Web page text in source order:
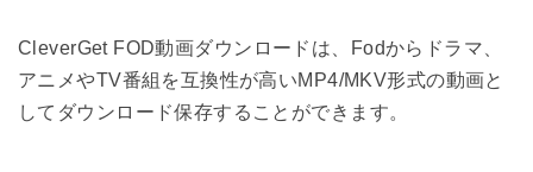
CleverGet FOD動画ダウンロードは、Fodからドラマ、
アニメやTV番組を互換性が高いMP4/MKV形式の動画と
してダウンロード保存することができます。